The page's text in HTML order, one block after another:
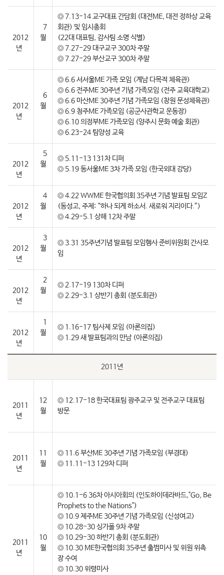
2012
년
7
월
◎ 7.13-14 교구대표 간담회 (대전ME, 대전 정하상 교육
회관) 및 임시총회
(22대 대표팀, 감사팀 소명 식별)
◎ 7.27-29 대구교구 300차 주말
◎ 7.27-29 부산교구 300차 주말
2012
년
6
월
◎ 6.6 서서울ME 가족 모임 (계남 다목적 체육관)
◎ 6.6 전주ME 30주년 기념 가족모임 (전주 교육대학교)
◎ 6.6 마산ME 30주년 기념 가족모임 (창원 문성체육관)
◎ 6.9 청주ME 가족모임 (공군사관학교 운동장)
◎ 6.10 의정부ME 가족모임 (양주시 문화 예술 회관)
◎ 6.23-24 팀양성 교육
2012
년
5
월
◎ 5.11-13 131차 디퍼
◎ 5.19 동서울ME 3차 가족 모임 (한국외대 강당)
2012
년
4
월
◎ 4.22 WWME 한국협의회 35주년 기념 발표팀 모임Z
(동성고, 주제: “하나 되게 하소서. 새로워 지리이다.”)
◎ 4.29-5.1 상해 12차 주말
2012
년
3
월
◎ 3.31 35주년기념 발표팀 모임행사 준비위원회 간사모
임
2012
년
2
월
◎ 2.17-19 130차 디퍼
◎ 2.29-3.1 상반기 총회 (분도회관)
2012
년
1
월
◎ 1.16-17 팀사제 모임 (아론의집)
◎ 1.29 새 발표팀과의 만남 (아론의집)
2011년
2011
년
12
월
◎ 12.17-18 한국대표팀 광주교구 및 전주교구 대표팀
방문
2011
년
11
월
◎ 11.6 부산ME 30주년 기념 가족모임 (부경대)
◎ 11.11-13 129차 디퍼
2011
년
10
월
◎ 10.1-6 36차 아시아회의 (인도하이데라바드,"Go, Be
Prophets to the Nations")
◎ 10.9 제주ME 30주년 기념 가족모임 (신성여고)
◎ 10.28-30 싱가폴 9차 주말
◎ 10.29-30 하반기 총회 (분도회관)
◎ 10.30 ME한국협의회 35주년 출범미사 및 위원 위촉
장 수여
◎ 10.30 위령미사